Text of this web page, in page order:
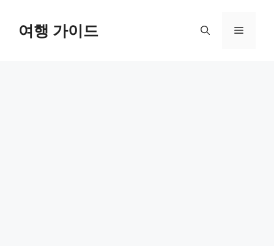
여행 가이드 메